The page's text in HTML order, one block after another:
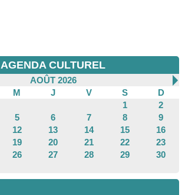
AGENDA CULTUREL
AOÛT 2026
M J V S
D
1
2
5 6 7 8
9
12 13 14 15
16
19 20 21 22
23
26 27 28 29
30